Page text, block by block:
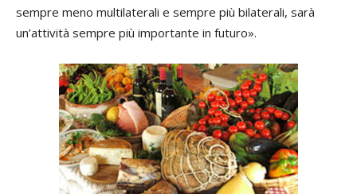
sempre meno multilaterali e sempre più bilaterali, sarà
un’attività sempre più importante in futuro».